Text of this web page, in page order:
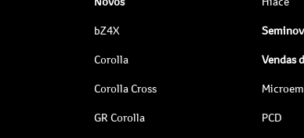
bZ4X
Corolla
Corolla Cross
GR Corolla
Vendas
PCD